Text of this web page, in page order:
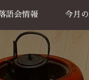
語会情報
公演一覧
満天神繁昌亭
喜楽館
島之内寄席
協力事業
今月